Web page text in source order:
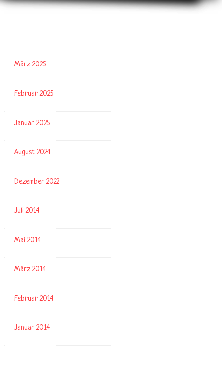
März 2025
Februar 2025
Januar 2025
August 2024
Dezember 2022
Juli 2014
Mai 2014
März 2014
Februar 2014
Januar 2014